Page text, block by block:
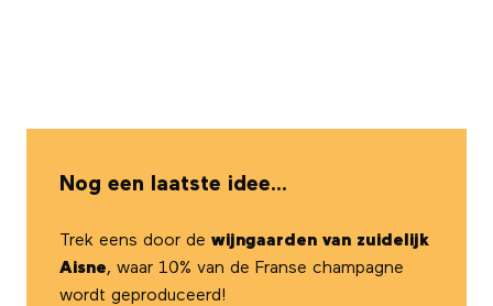
Nog een laatste idee…
Trek eens door de wijngaarden van zuidelijk
Aisne, waar 10% van de Franse champagne
wordt geproduceerd!